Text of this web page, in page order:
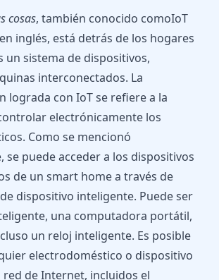
cosas, también conocido comoIoT
inglés, está detrás de los hogares
un sistema de dispositivos,
interconectados. La
lograda con IoT se refiere a la
electrónicamente los
Como se mencionó
puede acceder a los dispositivos
de un smart home a través de
dispositivo inteligente. Puede ser
una computadora portátil,
un reloj inteligente. Es posible
electrodoméstico o dispositivo
red de Internet, incluidos el